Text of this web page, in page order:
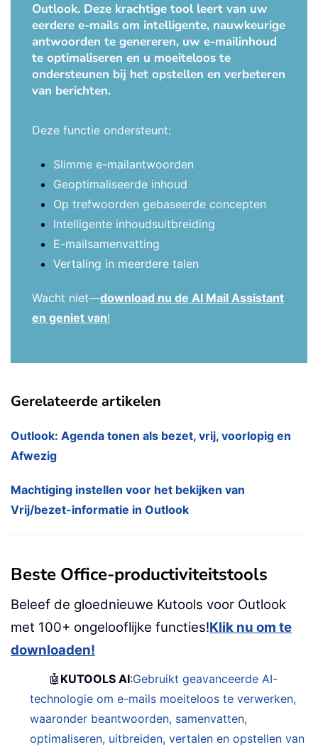
Outlook. Deze krachtige tool leert van uw
eerdere e-mails om intelligente, nauwkeurige
antwoorden te genereren, uw e-mailinhoud
te optimaliseren en u moeiteloos te
ondersteunen bij het opstellen en verbeteren
van berichten.
Deze functie ondersteunt:
Slimme e-mailantwoorden
Geoptimaliseerde inhoud
Op trefwoorden gebaseerde concepten
Intelligente inhoudsuitbreiding
E-mailsamenvatting
Vertaling in meerdere talen
Wacht niet—download nu de AI Mail Assistant
en geniet van!
Gerelateerde artikelen
Outlook: Agenda tonen als bezet, vrij, voorlopig en
Afwezig
Machtiging instellen voor het bekijken van
Vrij/bezet-informatie in Outlook
Beste Office-productiviteitstools
Beleef de gloednieuwe Kutools voor Outlook
met 100+ ongelooflijke functies!Klik nu om te
downloaden!
🤖 KUTOOLS AI:Gebruikt geavanceerde AI-
technologie om e-mails moeiteloos te verwerken,
waaronder beantwoorden, samenvatten,
optimaliseren, uitbreiden, vertalen en opstellen van